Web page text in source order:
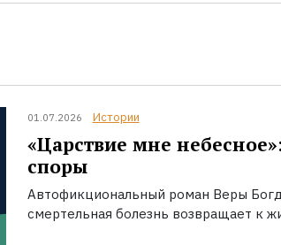
01.07.2026 Истории
«Царствие мне
споры
Автофикциональный роман Веры
смертельная болезнь возвращает к